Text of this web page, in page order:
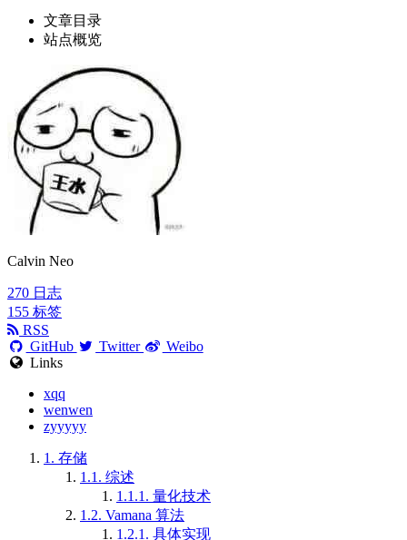
文章目录
站点概览
Calvin Neo
270 日志
155 标签
RSS
GitHub
Twitter
Weibo
Links
xqq
wenwen
zyyyyy
1. 存储
1.1. 综述
1.1.1. 量化技术
1.2. Vamana 算法
1.2.1. 具体实现